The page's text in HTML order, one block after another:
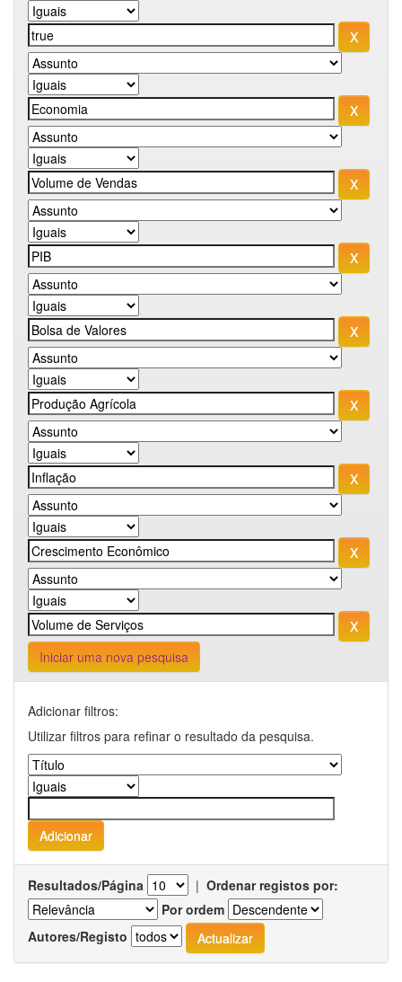
Iniciar uma nova pesquisa
Adicionar filtros:
Utilizar filtros para refinar o resultado da pesquisa.
Resultados/Página | Ordenar registos por:
Por ordem
Autores/Registo